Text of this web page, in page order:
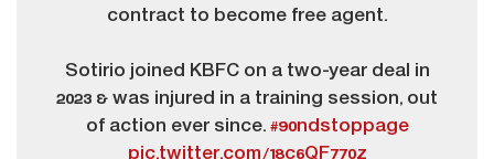
contract to become free agent.
Sotirio joined KBFC on a two-year deal in
2023 & was injured in a training session, out
of action ever since. #90ndstoppage
pic.twitter.com/18c6QF770z